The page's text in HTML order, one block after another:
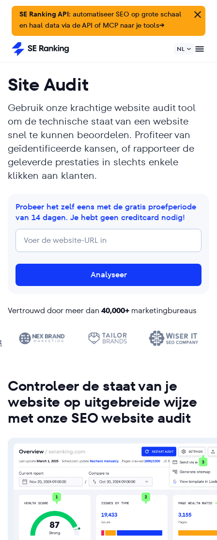
SE Ranking API: automatiseer SEO op grote schaal
en haal data via de API of MCP naar je tools→
NL
Site Audit
Gebruik onze krachtige website audit tool
om de technische staat van een website
snel te kunnen beoordelen. Profiteer van
geïdentificeerde kansen, of rapporteer de
geleverde prestaties in slechts enkele
klikken aan klanten.
Probeer het zelf eens met de gratis proefperiode
van 14 dagen. Je hebt geen creditcard nodig!
Analyseer
Vertrouwd door meer dan 40,000+ marketingbureaus
Controleer de staat van je
website op uitgebreide wijze
met onze SEO website audit